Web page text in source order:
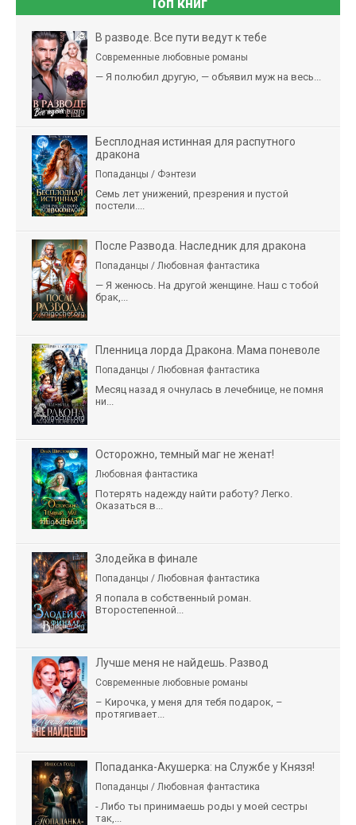
В разводе. Все пути ведут к тебе
Современные любовные романы
— Я полюбил другую, — объявил муж на весь...
Бесплодная истинная для распутного
дракона
Попаданцы / Фэнтези
Семь лет унижений, презрения и пустой
постели....
После Развода. Наследник для дракона
Попаданцы / Любовная фантастика
— Я женюсь. На другой женщине. Наш с тобой
брак,...
Пленница лорда Дракона. Мама поневоле
Попаданцы / Любовная фантастика
Месяц назад я очнулась в лечебнице, не помня
ни...
Осторожно, темный маг не женат!
Любовная фантастика
Потерять надежду найти работу? Легко.
Оказаться в...
Злодейка в финале
Попаданцы / Любовная фантастика
Я попала в собственный роман.
Второстепенной...
Лучше меня не найдешь. Развод
Современные любовные романы
– Кирочка, у меня для тебя подарок, –
протягивает...
Попаданка-Акушерка: на Службе у Князя!
Попаданцы / Любовная фантастика
- Либо ты принимаешь роды у моей сестры
так,...